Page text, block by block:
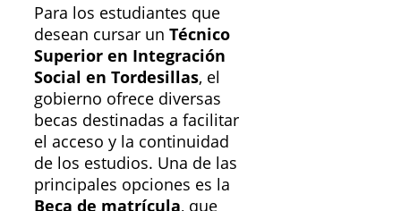
Para los estudiantes que
desean cursar un Técnico
Superior en Integración
Social en Tordesillas, el
gobierno ofrece diversas
becas destinadas a facilitar
el acceso y la continuidad
de los estudios. Una de las
principales opciones es la
Beca de matrícula, que